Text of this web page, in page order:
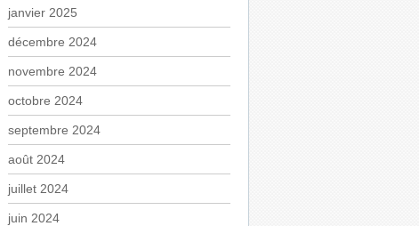
janvier 2025
décembre 2024
novembre 2024
octobre 2024
septembre 2024
août 2024
juillet 2024
juin 2024